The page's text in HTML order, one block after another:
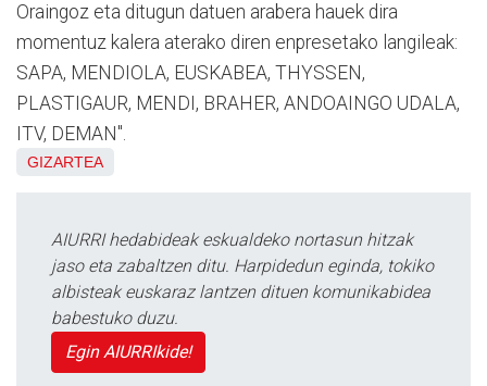
Oraingoz eta ditugun datuen arabera hauek dira
momentuz kalera aterako diren enpresetako langileak:
SAPA, MENDIOLA, EUSKABEA, THYSSEN,
PLASTIGAUR, MENDI, BRAHER, ANDOAINGO UDALA,
ITV, DEMAN".
GIZARTEA
AIURRI hedabideak eskualdeko nortasun hitzak
jaso eta zabaltzen ditu. Harpidedun eginda, tokiko
albisteak euskaraz lantzen dituen komunikabidea
babestuko duzu.
Egin AIURRIkide!